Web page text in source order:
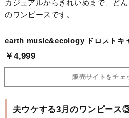
カジュアルからきれいめまで、ど
のワンピースです。
earth music&ecology ドロストキ
￥4,999
販売サイトをチェ
夫ウケする3月のワンピース